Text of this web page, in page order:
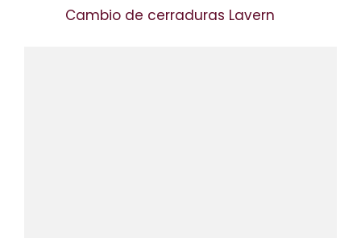
Cambio de cerraduras Lavern